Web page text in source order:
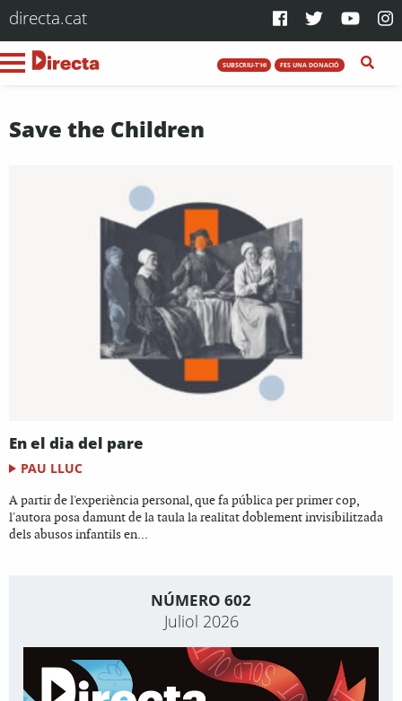
directa.cat
SUBSCRIU-T'HI FES UNA DONACIÓ
Save the Children
En el dia del pare
PAU LLUC
A partir de l'experiència personal, que fa pública per primer cop,
l'autora posa damunt de la taula la realitat doblement invisibilitzada
dels abusos infantils en...
NÚMERO 602
Juliol 2026